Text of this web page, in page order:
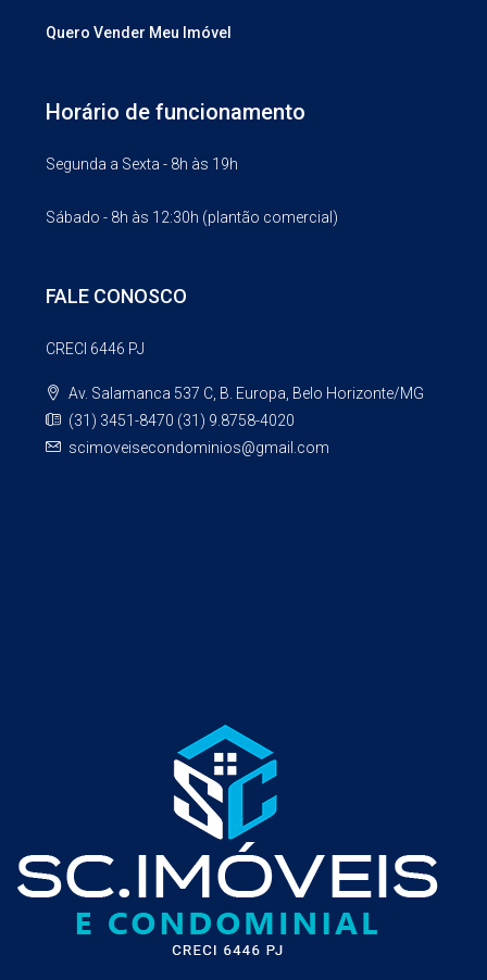
Quero Vender Meu Imóvel
Horário de funcionamento
Segunda a Sexta - 8h às 19h
Sábado - 8h às 12:30h (plantão comercial)
FALE CONOSCO
CRECI 6446 PJ
Av. Salamanca 537 C, B. Europa, Belo Horizonte/MG
(31) 3451-8470 (31) 9.8758-4020
scimoveisecondominios@gmail.com